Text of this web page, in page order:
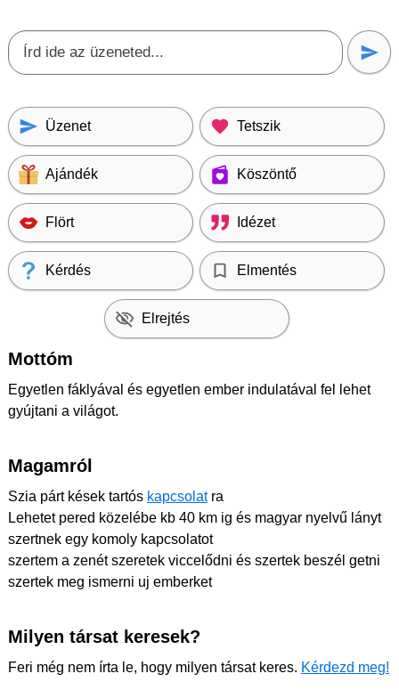
Üzenet Tetszik
Ajándék Köszöntő
Flört Idézet
Kérdés Elmentés
Elrejtés
Mottóm
Egyetlen fáklyával és egyetlen ember indulatával fel lehet
gyújtani a világot.
Magamról
Szia párt kések tartós kapcsolatra
Lehetet pered közelébe kb 40 km ig és magyar nyelvű lányt
szertnek egy komoly kapcsolatot
szertem a zenét szeretek viccelődni és szertek beszél getni
szertek meg ismerni uj emberket
Milyen társat keresek?
Feri még nem írta le, hogy milyen társat keres. Kérdezd meg!